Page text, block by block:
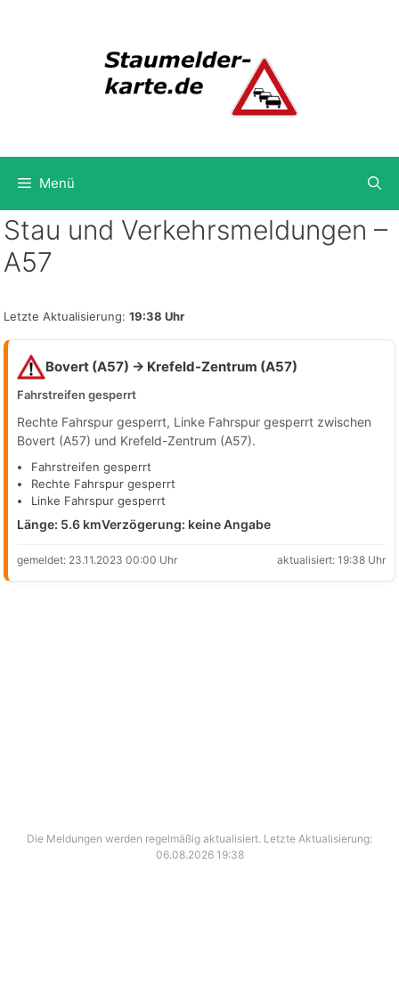
Menü
Stau und Verkehrsmeldungen –
A57
Letzte Aktualisierung: 19:38 Uhr
Bovert (A57) → Krefeld-Zentrum (A57)
Fahrstreifen gesperrt
Rechte Fahrspur gesperrt, Linke Fahrspur gesperrt zwischen
Bovert (A57) und Krefeld-Zentrum (A57).
Fahrstreifen gesperrt
Rechte Fahrspur gesperrt
Linke Fahrspur gesperrt
Länge: 5.6 kmVerzögerung: keine Angabe
gemeldet: 23.11.2023 00:00 Uhr aktualisiert: 19:38 Uhr
Die Meldungen werden regelmäßig aktualisiert. Letzte Aktualisierung:
06.08.2026 19:38